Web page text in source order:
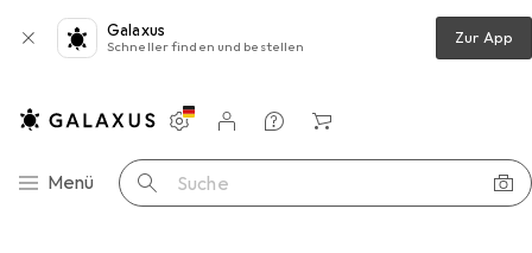
Galaxus
Schneller finden und bestellen Zur App
Navigation nach Kategorien
Menü Suche
Einstellungen
Kundenkonto
Vergleichslisten
Merklisten
Warenkorb